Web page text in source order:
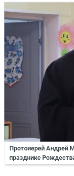
Протоиерей Андрей
празднике